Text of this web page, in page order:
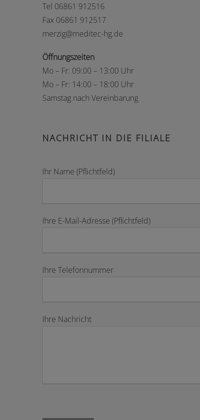
Tel 06861 912516
Fax 06861 912517
merzig@meditec-hg.de
Öffnungszeiten
Mo – Fr: 09:00 – 13:00 Uhr
Mo – Fr: 14:00 – 18:00 Uhr
Samstag nach Vereinbarung
NACHRICHT IN DIE FILIALE
Ihr Name (Pflichtfeld)
Ihre E-Mail-Adresse (Pflichtfeld)
Ihre Telefonnummer
Ihre Nachricht